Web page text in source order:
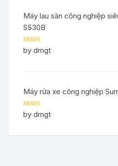
Máy lau sàn công nghiệp
S530B
Rated5out
of 5
by dmgt
Máy rửa xe công nghiệp
Rated5out
of 5
by dmgt